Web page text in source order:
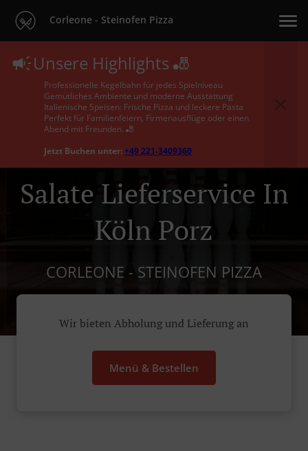
Corleone - Steinofen Pizza
Unsere Highlights 🎳
Professionelle Kegelbahn für jedes Spielniveau
Gemütliches Ambiente und moderne Ausstattung
Italienische Speisen: Frische Pizza und leckere Pasta
Perfekt für Familienfeiern, Firmenausflüge oder einen
Abend mit Freunden. 🎳
Jetzt Buchen unter:+49 221-3409360
Salate Lieferservice In
Köln Porz
CORLEONE - STEINOFEN PIZZA
Wir bieten Abholung und Lieferung an
Menü & Bestellen